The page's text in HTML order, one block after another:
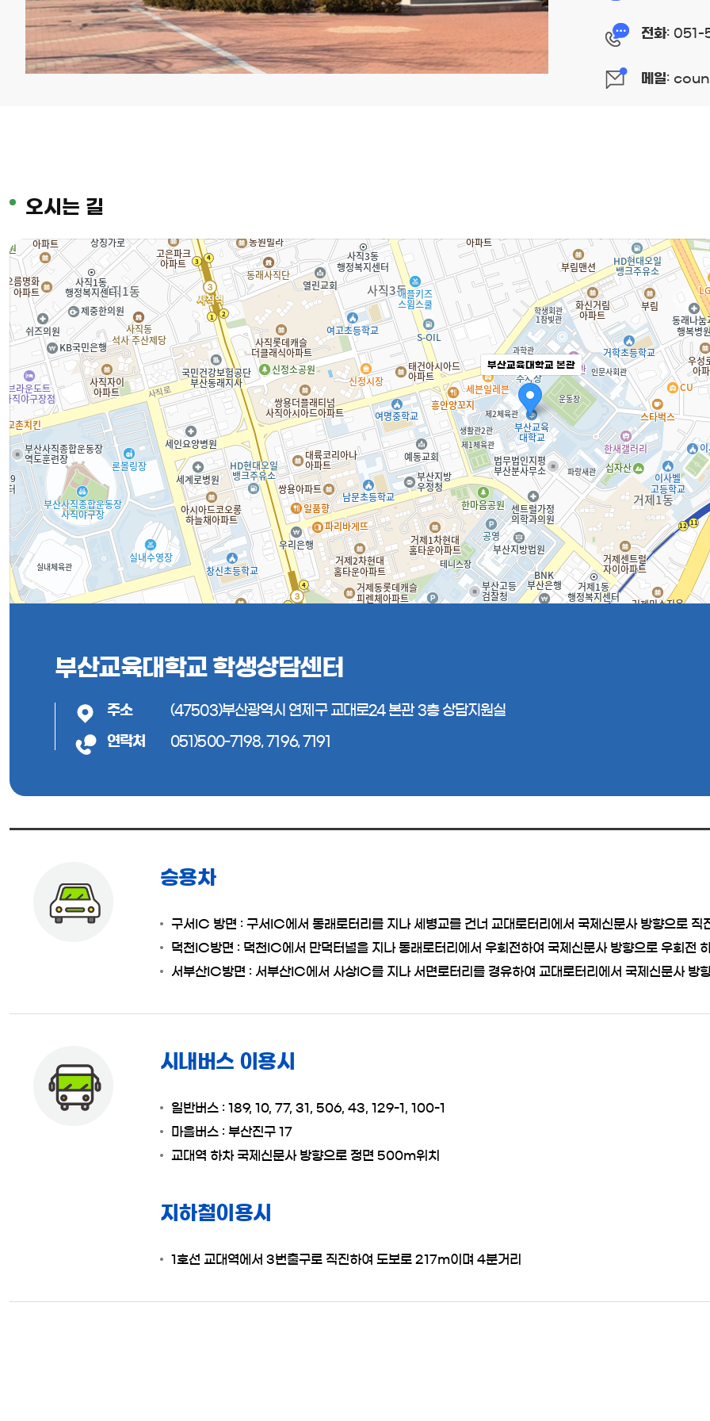
전화: 051-
메일:
오시는 길
부산교육대학교 본관
부산교육대학교 학생상담센터
주소 (47503)부산광역시 연제구 교대로24 본관 3층 상담지원실
연락처 051)500-7198, 7196, 7191
승용차
구서IC 방면 : 구서IC에서 동래로터리를 지나 세병교를 건너 교대로터리에서 국제신문사 방향으로
덕천IC방면 : 덕천IC에서 만덕터널을 지나 동래로터리에서 우회전하여 국제신문사 방향으로 우회전
서부산IC방면 : 서부산IC에서 사상IC를 지나 서면로터리를 경유하여 교대로터리에서 국제신문사 방
시내버스 이용시
일반버스 : 189, 10, 77, 31, 506, 43, 129-1, 100-1
마을버스 : 부산진구 17
교대역 하차 국제신문사 방향으로 정면 500m위치
지하철이용시
1호선 교대역에서 3번출구로 직진하여 도보로 217m이며 4분거리